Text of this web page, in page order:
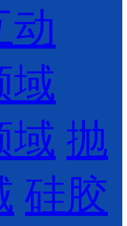
动
域
域 抛
硅胶